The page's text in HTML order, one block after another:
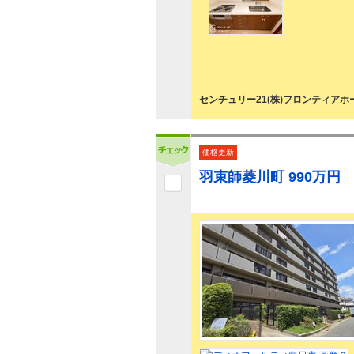
センチュリー21(株)フロンティアホ
価格更新
羽束師菱川町 990万円